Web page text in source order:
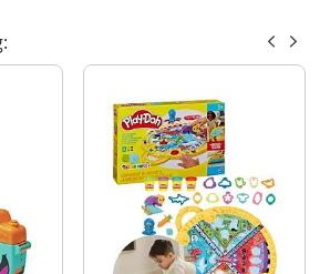
oppover
grønn, rosa, blå, lilla, hvit